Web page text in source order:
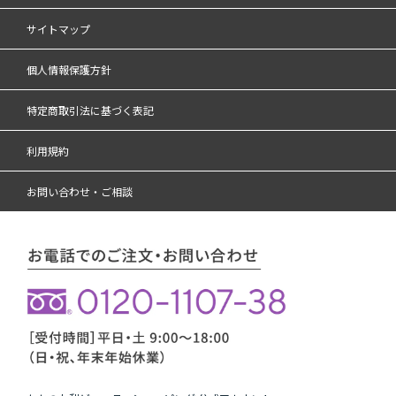
サイトマップ
個人情報保護方針
特定商取引法に基づく表記
利用規約
お問い合わせ・ご相談